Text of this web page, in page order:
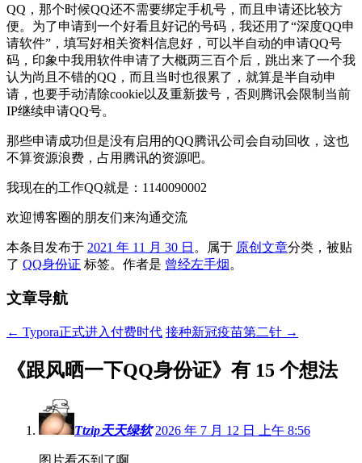
QQ，那个时候QQ还不需要绑定手机号，而且申请还比较方
便。为了申请到一个好看且好记的号码，我还用了“深度QQ申
请软件”，填写好相关资料信息好，可以半自动的申请QQ号
码，印象中我用软件申请了大概两三百个后，跳出来了一个我
认为尚且不错的QQ，而且当时也很累了，就算是半自动申
请，也要手动清除cookie以及重新拨号，否则腾讯会限制当前
IP继续申请QQ号。
那些申请成功但是没有启用的QQ腾讯公司会自动回收，这也
不算资源浪费，占用腾讯的资源吧。
我现在的工作QQ就是：1140090002
欢迎博客圈的朋友们来沟通交流
本条目发布于 2021 年 11 月 30 日 。属于 原创文章分类，被贴
了 QQ身份证 标签。 作者是 曾经左手烟。
文章导航
← Typora正式进入付费时代 接种新冠疫苗第二针 →
《跟风晒一下QQ身份证》有 15 个想法
Ttzip天天绿软 2026 年 7 月 12 日 上午 8:56
图片看不到了啊